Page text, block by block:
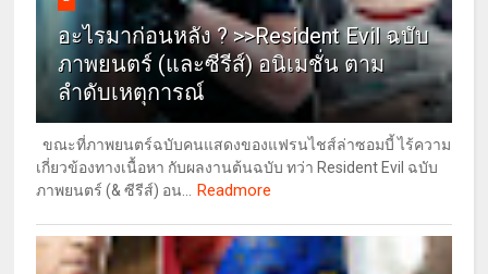
อะไรมาก่อนหลัง ? >>Resident Evil ฉบับ
ภาพยนตร์ (และซีรีส์) อนิเมชั่น ตาม
ลำดับเหตุการณ์
ขณะที่ภาพยนตร์ฉบับคนแสดงของแฟรนไชส์ล่าซอมบี้ ไร้ความ
เกี่ยวข้องทางเนื้อหา กับผลงานต้นฉบับ ทว่า Resident Evil ฉบับ
ภาพยนตร์ (& ซีรีส์) อน...
Readmore